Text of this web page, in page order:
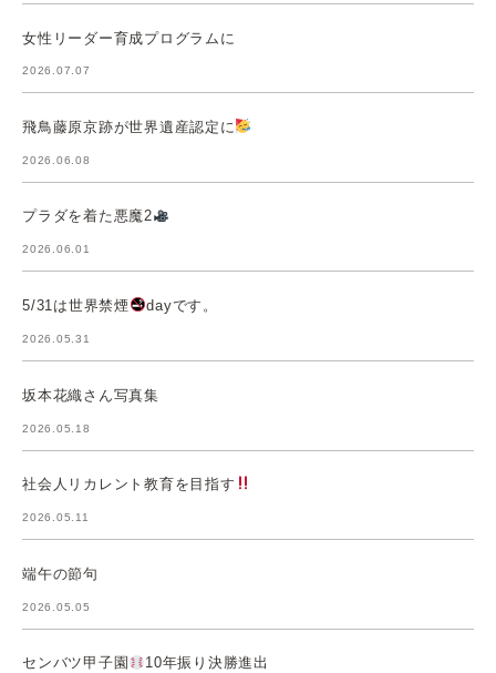
女性リーダー育成プログラムに
2026.07.07
飛鳥藤原京跡が世界遺産認定に
2026.06.08
プラダを着た悪魔2
2026.06.01
5/31は世界禁煙 dayです。
2026.05.31
坂本花織さん写真集
2026.05.18
社会人リカレント教育を目指す
2026.05.11
端午の節句
2026.05.05
センバツ甲子園 10年振り決勝進出